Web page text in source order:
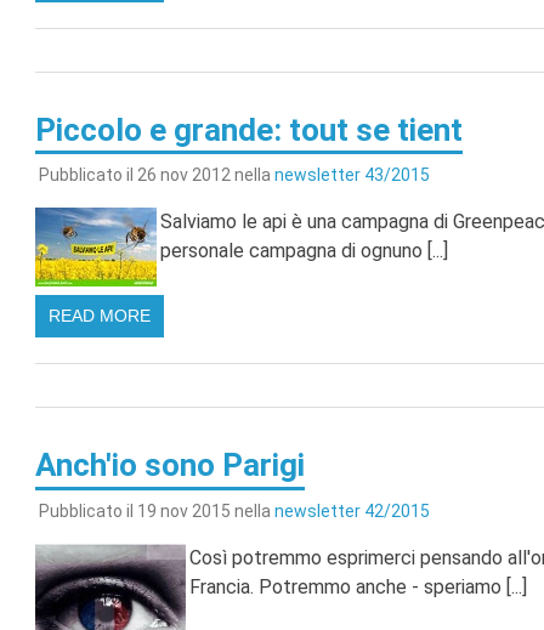
Piccolo e grande: tout se tient
Pubblicato il 26 nov 2012 nella newsletter 43/2015
Salviamo le api è una campagna di
personale campagna di ognuno [...]
READ MORE
Anch'io sono Parigi
Pubblicato il 19 nov 2015 nella newsletter 42/2015
Così potremmo esprimerci pensando
Francia. Potremmo anche - speriamo [...]